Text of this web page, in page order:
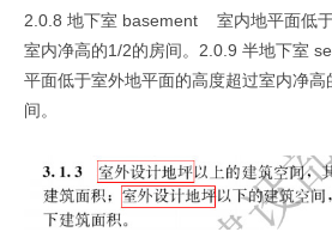
2.0.8 地下室 basement 室内地平面低
室内净高的1/2的房间。2.0.9 半地下室
平面低于室外地平面的高度超过室内净
间。